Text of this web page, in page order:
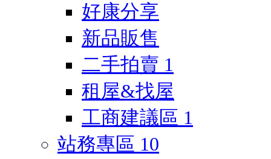
好康分享
新品販售
二手拍賣 1
租屋&找屋
工商建議區 1
站務專區 10